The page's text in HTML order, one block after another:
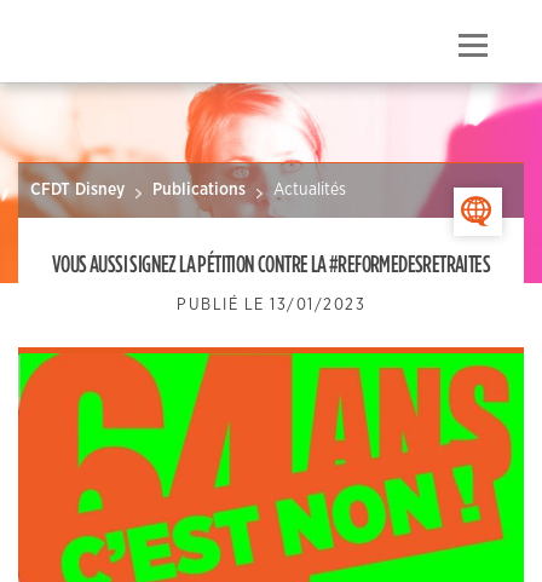
Menu
CFDT Disney Publications Actualités
VOUS AUSSI SIGNEZ LA PÉTITION CONTRE LA #REFORMEDESRETRAITES
PUBLIÉ LE 13/01/2023